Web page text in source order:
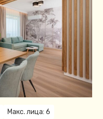
Макс. лица: 6